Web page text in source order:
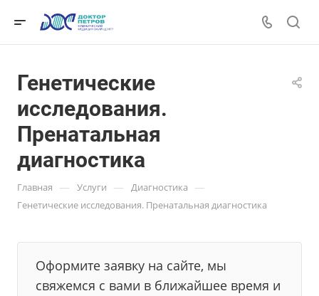
Генетические
исследования.
Пренатальная
диагностика
Главная — Услуги — Диагностика —
Генетические исследования. Пренатальная диагностика
Оформите заявку на сайте, мы
свяжемся с вами в ближайшее время и